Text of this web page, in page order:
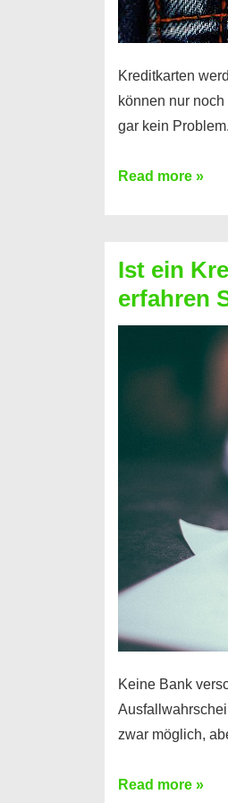
Kreditkarten
können nur
gar kein
Kreditkarte
Prepaid
ist
nicht
Read more »
Ist ein
erfahren
Keine Bank
zwar möglich,
Ist
Read more »